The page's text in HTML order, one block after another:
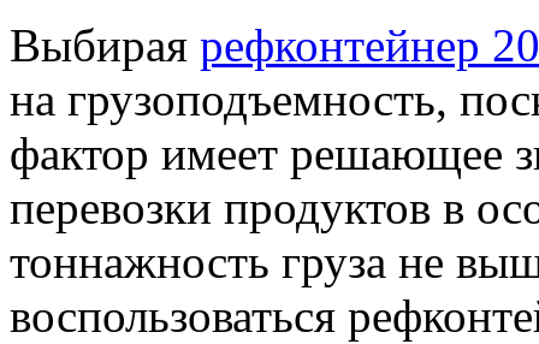
Выбирая рефконтейнер
на грузоподъемность,
фактор имеет решающее
перевозки продуктов в
тоннажность груза не
воспользоваться